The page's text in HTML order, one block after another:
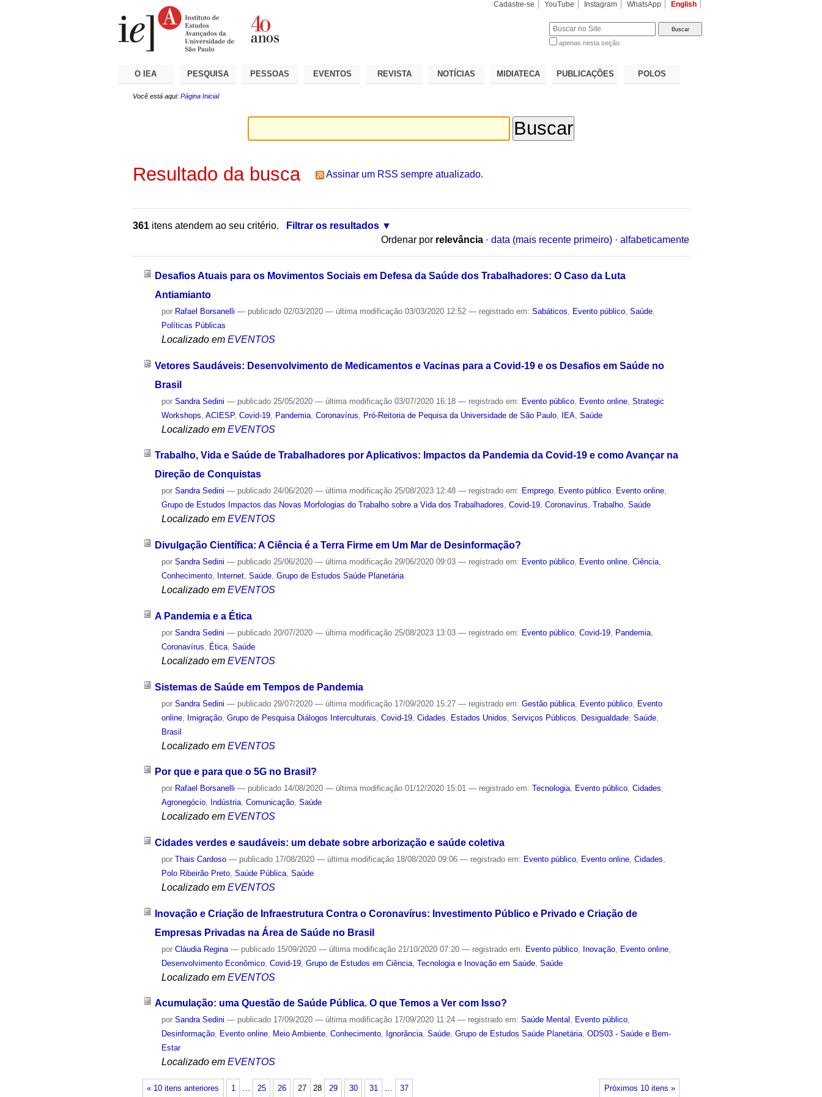
Cadastre-se YouTube Instagram WhatsApp English
apenas nesta seção
O IEA PESQUISA PESSOAS EVENTOS REVISTA NOTÍCIAS MIDIATECA PUBLICAÇÕES POLOS
Você está aqui: Página Inicial
Resultado da busca Assinar um RSS sempre atualizado.
361 itens atendem ao seu critério.
Filtrar os resultados
Ordenar por relevância · data (mais recente primeiro) · alfabeticamente
Desafios Atuais para os Movimentos Sociais em Defesa da Saúde dos Trabalhadores: O Caso da Luta
Antiamianto
por Rafael Borsanelli — publicado 02/03/2020— última modificação 03/03/2020 12:52— registrado em:Sabáticos Evento público ,Saúde
Políticas Públicas
Localizado em EVENTOS
Vetores Saudáveis: Desenvolvimento de Medicamentos e Vacinas para a Covid-19 e os Desafios em Saúde no
Brasil
porSandra Sedini — publicado 25/05/2020— última modificação 03/07/2020 16:18— registrado em: Evento público Evento online ,Strategic
Workshops ,ACIESP,Covid-19 Pandemia ,Coronavírus Pró-Reitoria de Pequisa da Universidade de São Paulo IEA ,Saúde
Localizado em EVENTOS
Trabalho, Vida e Saúde de Trabalhadores por Aplicativos: Impactos da Pandemia da Covid-19 e como Avançar na
Direção de Conquistas
porSandra Sedini — publicado 24/06/2020— última modificação 25/08/2023 12:48— registrado em: Emprego, Evento público, Evento online,
Grupo de Estudos Impactos das Novas Morfologias do Trabalho sobre a Vida dos Trabalhadores,Covid-19,Coronavírus,Trabalho,Saúde
Localizado em EVENTOS
Divulgação Científica: A Ciência é a Terra Firme em Um Mar de Desinformação?
porSandra Sedini — publicado 25/06/2020— última modificação 29/06/2020 09:03— registrado em: Evento público, Evento online,Ciência,
Conhecimento, Internet,Saúde,Grupo de Estudos Saúde Planetária
Localizado em EVENTOS
A Pandemia e a Ética
porSandra Sedini — publicado 20/07/2020— última modificação 25/08/2023 13:03— registrado em: Evento público ,Covid-19 Pandemia
Coronavírus
Ética ,Saúde
Localizado em EVENTOS
Sistemas de Saúde em Tempos de Pandemia
porSandra Sedini — publicado 29/07/2020— última modificação 17/09/2020 15:27— registrado em:Gestão pública Evento público Evento
online Imigração ,Grupo de Pesquisa Diálogos Interculturais ,Covid-19 ,Cidades Estados Unidos ,Serviços Públicos Desigualdade ,Saúde
Brasil
Localizado em EVENTOS
Por que e para que o 5G no Brasil?
por Rafael Borsanelli — publicado 14/08/2020— última modificação 01/12/2020 15:01— registrado em:Tecnologia, Evento público,Cidades,
Agronegócio, Indústria,Comunicação,Saúde
Localizado em EVENTOS
Cidades verdes e saudáveis: um debate sobre arborização e saúde coletiva
porThais Cardoso — publicado 17/08/2020— última modificação 18/08/2020 09:06— registrado em: Evento público Evento online ,Cidades
Polo Ribeirão Preto ,Saúde Pública ,Saúde
Localizado em EVENTOS
Inovação e Criação de Infraestrutura Contra o Coronavírus: Investimento Público e Privado e Criação de
Empresas Privadas na Área de Saúde no Brasil
porCláudia Regina — publicado 15/09/2020— última modificação 21/10/2020 07:20— registrado em: Evento público Inovação Evento online
Desenvolvimento Econômico ,Covid-19 ,Grupo de Estudos em Ciência, Tecnologia e Inovação em Saúde ,Saúde
Localizado em EVENTOS
Acumulação: uma Questão de Saúde Pública. O que Temos a Ver com Isso?
porSandra Sedini — publicado 17/09/2020— última modificação 17/09/2020 11:24— registrado em:Saúde Mental , Evento público,
Desinformação, Evento online, Meio Ambiente,Conhecimento, Ignorância,Saúde,Grupo de Estudos Saúde Planetária,ODS03 - Saúde e Bem-
Estar
Localizado em EVENTOS
« 10 itens anteriores Próximos 10 itens »
1 25 26 27 28 29 30 31 37